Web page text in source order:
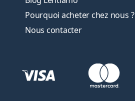
Pourquoi acheter chez nous ?
Nous contacter